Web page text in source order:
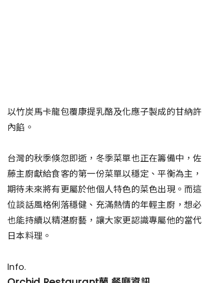
以竹炭馬卡龍包覆康提乳酪及化應子製成的甘納許
內餡。
台灣的秋季倏忽即逝，冬季菜單也正在籌備中，佐
藤主廚獻給食客的第一份菜單以穩定、平衡為主，
期待未來將有更屬於他個人特色的菜色出現。而這
位談話風格俐落穩健、充滿熱情的年輕主廚，想必
也能持續以精湛廚藝，讓大家更認識專屬他的當代
日本料理。
Info.